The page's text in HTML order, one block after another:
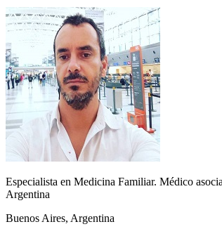
Especialista en Medicina Familiar. Médico
Argentina
Buenos Aires, Argentina